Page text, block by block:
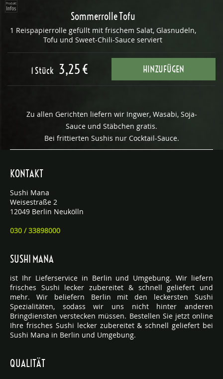
Sommerrolle Tofu
1 Reispapierrolle gefüllt mit frischem Salat, Glasnudeln,
Tofu und Sweet-Chili-Sauce serviert
1 Stück 3,25 € HINZUFÜGEN
Zu allen Gerichten liefern wir Ingwer, Wasabi, Soja-
Sauce und Stäbchen gratis.
Bei frittierten Sushis nur Cocktail-Sauce.
KONTAKT
Sushi Mana
Weisestraße 2
12049 Berlin Neukölln
030 / 33898000
SUSHI MANA
ist Ihr Lieferservice in Berlin und Umgebung. Wir liefern
frisches Sushi lecker zubereitet & schnell geliefert und
mehr. Wir beliefern Berlin mit den leckersten Sushi
Spezialitäten, sodass wir uns nicht hinter anderen
Bringdiensten verstecken müssen. Bestellen Sie jetzt online
Ihre frisches Sushi lecker zubereitet & schnell geliefert bei
Sushi Mana in Berlin und Umgebung.
QUALITÄT